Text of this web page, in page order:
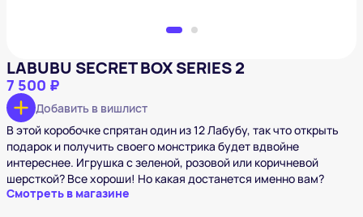
LABUBU SECRET BOX SERIES 2
7 500 ₽
Добавить в вишлист
В этой коробочке спрятан один из 12 Лабубу, так что открыть
подарок и получить своего монстрика будет вдвойне
интереснее. Игрушка с зеленой, розовой или коричневой
шерсткой? Все хороши! Но какая достанется именно вам?
Смотреть в магазине